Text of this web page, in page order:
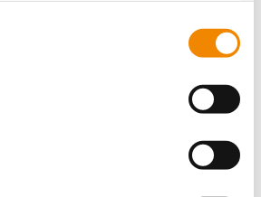
wie Ihre IP-Adresse und
mit Daten von anderen
erkennen mitunter auch, wenn Sie
verschiedene Geräte verwenden,
in Drittländer (insb. die USA)
werden. Dort ist kein der EU